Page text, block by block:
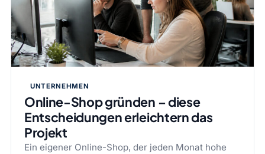
UNTERNEHMEN
Online-Shop gründen – diese
Entscheidungen erleichtern das
Projekt
Ein eigener Online-Shop, der jeden Monat hohe